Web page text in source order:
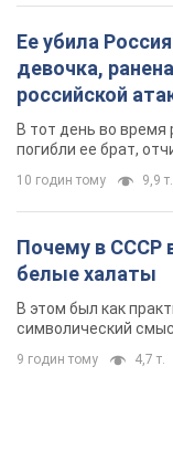
Ее убила
девочка,
российской
область. Фото
В тот день во время
погибли ее брат,
10 годин тому 9,9 т.
Почему в СССР
белые халаты
В этом был как
символический
9 годин тому 4,7 т.